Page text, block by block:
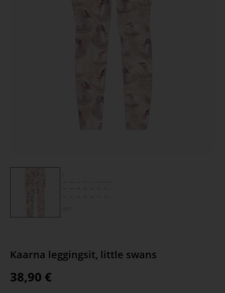
Kaarna leggingsit, little swans
38,90 €